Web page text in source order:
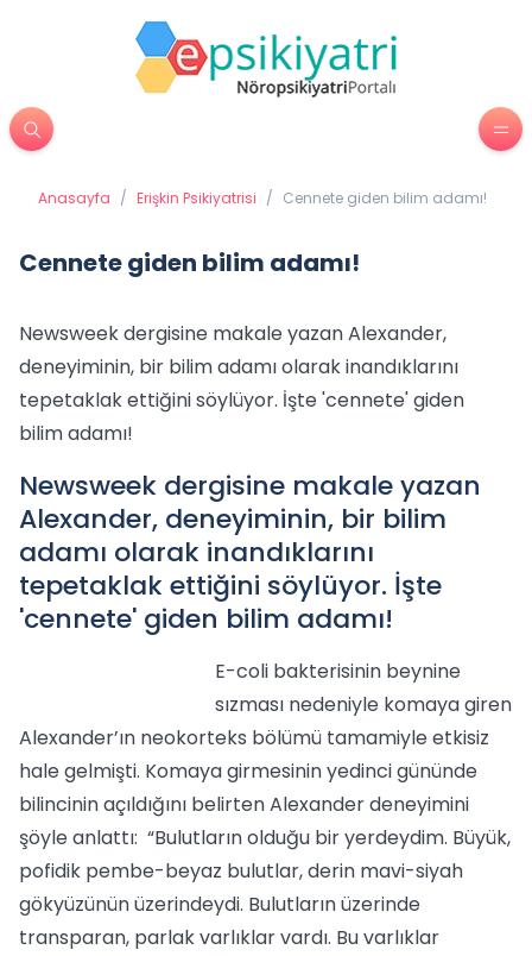
Anasayfa / Erişkin Psikiyatrisi / Cennete giden bilim adamı!
Cennete giden bilim adamı!
Newsweek dergisine makale yazan Alexander,
deneyiminin, bir bilim adamı olarak inandıklarını
tepetaklak ettiğini söylüyor. İşte 'cennete' giden
bilim adamı!
Newsweek dergisine makale yazan
Alexander, deneyiminin, bir bilim
adamı olarak inandıklarını
tepetaklak ettiğini söylüyor. İşte
'cennete' giden bilim adamı!
E-coli bakterisinin beynine
sızması nedeniyle komaya giren
Alexander’ın neokorteks bölümü tamamiyle etkisiz
hale gelmişti. Komaya girmesinin yedinci gününde
bilincinin açıldığını belirten Alexander deneyimini
şöyle anlattı: “Bulutların olduğu bir yerdeydim. Büyük,
pofidik pembe-beyaz bulutlar, derin mavi-siyah
gökyüzünün üzerindeydi. Bulutların üzerinde
transparan, parlak varlıklar vardı. Bu varlıklar